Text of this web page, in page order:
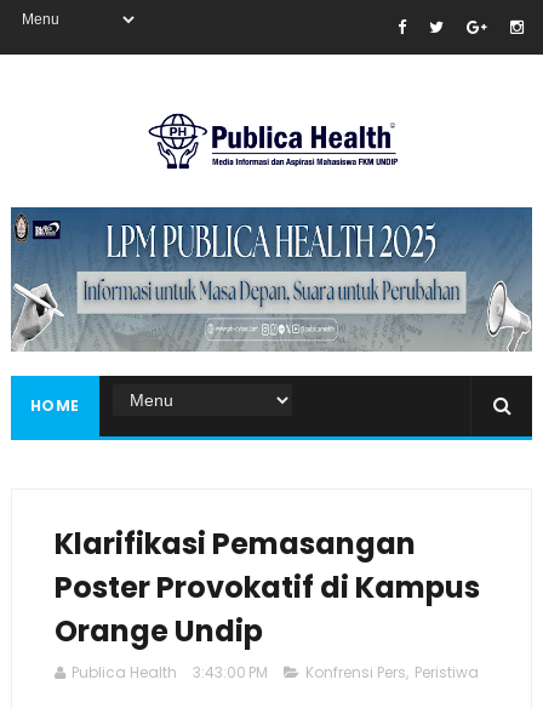
Masukkan iklan disini!
HOME
Klarifikasi Pemasangan
Poster Provokatif di Kampus
Orange Undip
Publica Health 3:43:00 PM Konfrensi Pers, Peristiwa